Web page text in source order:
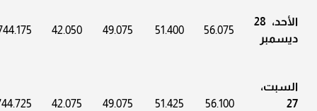
الأحد، 28
ديسمبر
56.075
51.400
49.075
42.050
السبت،
27
56.100
51.425
49.075
42.075